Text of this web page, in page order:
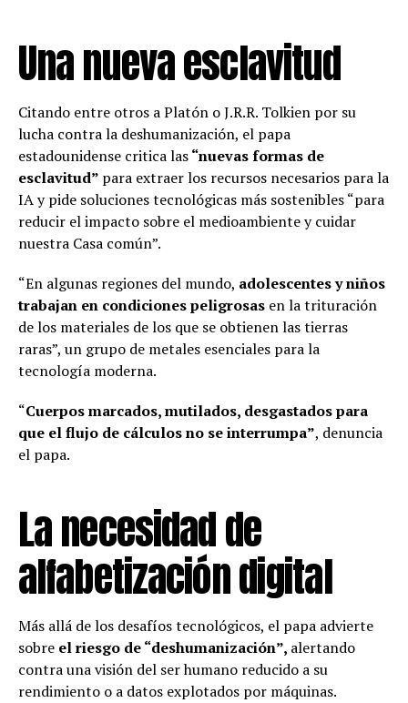
Una nueva esclavitud
Citando entre otros a Platón o J.R.R. Tolkien por su
lucha contra la deshumanización, el papa
estadounidense critica las“nuevas formas de
esclavitud” para extraer los recursos necesarios para la
IA y pide soluciones tecnológicas más sostenibles “para
reducir el impacto sobre el medioambiente y cuidar
nuestra Casa común”.
“En algunas regiones del mundo, adolescentes y niños
trabajan en condiciones peligrosas en la trituración
de los materiales de los que se obtienen las tierras
raras”, un grupo de metales esenciales para la
tecnología moderna.
“Cuerpos marcados, mutilados, desgastados para
que el flujo de cálculos no se interrumpa”, denuncia
el papa.
La necesidad de
alfabetización digital
Más allá de los desafíos tecnológicos, el papa advierte
sobre el riesgo de “deshumanización”, alertando
contra una visión del ser humano reducido a su
rendimiento o a datos explotados por máquinas.